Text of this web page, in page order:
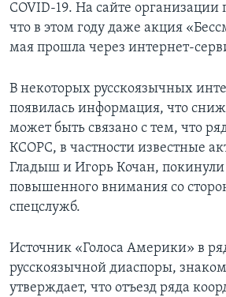
COVID-19. На сайте организации
что в этом году даже акция
мая прошла через интернет-
В некоторых русскоязычных
появилась информация, что
может быть связано с тем, что
КСОРС, в частности известные
Гладыш и Игорь Кочан,
повышенного внимания со
спецслужб.
Источник «Голоса Америки» в
русскоязычной диаспоры,
утверждает, что отъезд ряда